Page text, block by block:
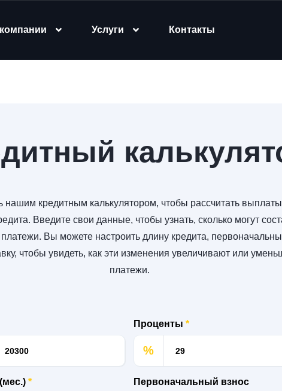
Услуги Контакты
нашим кредитным калькулятором, чтобы рассчитать
Введите свои данные, чтобы узнать, сколько могут
Вы можете настроить длину кредита,
чтобы увидеть, как эти изменения увеличивают или
платежи.
Проценты *
%
* Первоначальный взнос